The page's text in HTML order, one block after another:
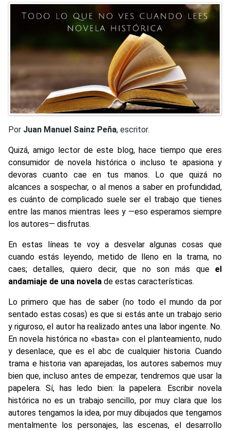
Por Juan Manuel Sainz Peña, escritor.
Quizá, amigo lector de este blog, hace tiempo que eres
consumidor de novela histórica o incluso te apasiona y
devoras cuanto cae en tus manos. Lo que quizá no
alcances a sospechar, o al menos a saber en profundidad,
es cuánto de complicado suele ser el trabajo que tienes
entre las manos mientras lees y —eso esperamos siempre
los autores— disfrutas.
En estas líneas te voy a desvelar algunas cosas que
cuando estás leyendo, metido de lleno en la trama, no
caes; detalles, quiero decir, que no son más que el
andamiaje de una novela de estas características.
Lo primero que has de saber (no todo el mundo da por
sentado estas cosas) es que si estás ante un trabajo serio
y riguroso, el autor ha realizado antes una labor ingente. No.
En novela histórica no «basta» con el planteamiento, nudo
y desenlace, que es el abc de cualquier historia. Cuando
trama e historia van aparejadas, los autores sabemos muy
bien que, incluso antes de empezar, tendremos que usar la
papelera. Sí, has ledo bien: la papelera. Escribir novela
histórica no es un trabajo sencillo, por muy clara que los
autores tengamos la idea, por muy dibujados que tengamos
mentalmente los personajes, las escenas, el desarrollo